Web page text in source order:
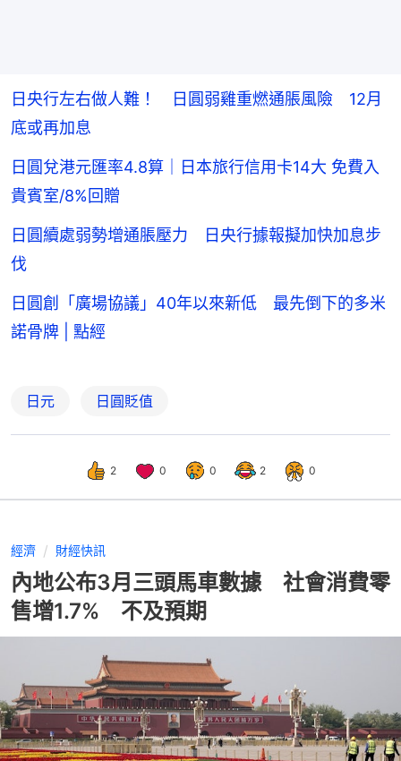
日央行左右做人難！ 日圓弱雞重燃通脹風險 12月
底或再加息
日圓兌港元匯率4.8算｜日本旅行信用卡14大 免費入
貴賓室/8%回贈
日圓續處弱勢增通脹壓力 日央行據報擬加快加息步
伐
日圓創「廣場協議」40年以來新低 最先倒下的多米
諾骨牌 | 點經
日元 日圓貶值
2 0 0 2 0
經濟 財經快訊
內地公布3月三頭馬車數據 社會消費零
售增1.7% 不及預期